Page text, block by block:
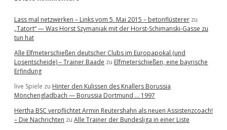
Lass mal netzwerken – Links vom 5. Mai 2015 – betonflüsterer zu
„Tatort“ — Was Horst Szymaniak mit der Horst-Schimanski-Gasse zu
tun hat
Alle Elfmeterschießen deutscher Clubs im Europapokal (und
Losentscheide) – Trainer Baade zu Elfmeterschießen, eine bayrische
Erfindung
live Spiele zu Hinter den Kulissen des Knallers Borussia
Mönchengladbach — Borussia Dortmund … 1997
Hertha BSC verpflichtet Armin Reutershahn als neuen Assistenzcoach!
– Die Nachrichten zu Alle Trainer der Bundesliga in einer Liste